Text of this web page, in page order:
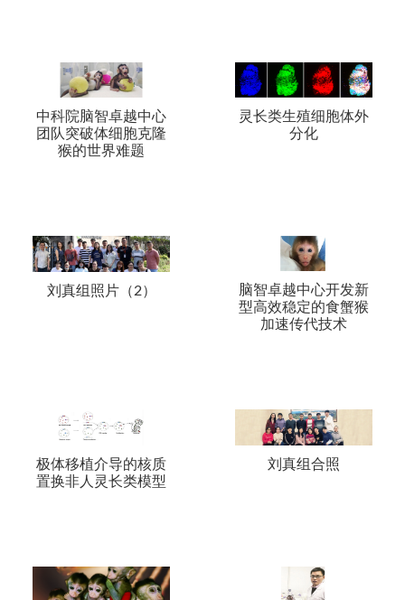
中科院脑智卓越中心
团队突破体细胞克隆
猴的世界难题
灵长类生殖细胞体外
分化
刘真组照片（2）
脑智卓越中心开发新
型高效稳定的食蟹猴
加速传代技术
极体移植介导的核质
置换非人灵长类模型
刘真组合照